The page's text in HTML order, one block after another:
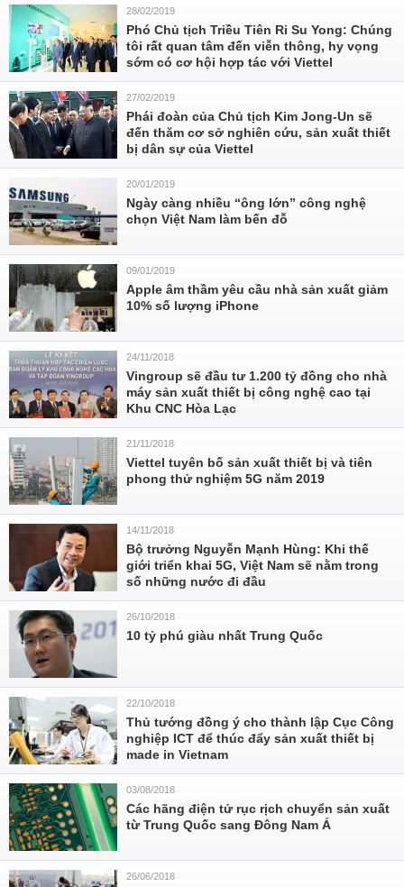
28/02/2019
Phó Chủ tịch Triều Tiên Ri Su Yong: Chúng
tôi rất quan tâm đến viễn thông, hy vọng
sớm có cơ hội hợp tác với Viettel
27/02/2019
Phái đoàn của Chủ tịch Kim Jong-Un sẽ
đến thăm cơ sở nghiên cứu, sản xuất thiết
bị dân sự của Viettel
20/01/2019
Ngày càng nhiều “ông lớn” công nghệ
chọn Việt Nam làm bến đỗ
09/01/2019
Apple âm thầm yêu cầu nhà sản xuất giảm
10% số lượng iPhone
24/11/2018
Vingroup sẽ đầu tư 1.200 tỷ đồng cho nhà
máy sản xuất thiết bị công nghệ cao tại
Khu CNC Hòa Lạc
21/11/2018
Viettel tuyên bố sản xuất thiết bị và tiên
phong thử nghiệm 5G năm 2019
14/11/2018
Bộ trưởng Nguyễn Mạnh Hùng: Khi thế
giới triển khai 5G, Việt Nam sẽ nằm trong
số những nước đi đầu
26/10/2018
10 tỷ phú giàu nhất Trung Quốc
22/10/2018
Thủ tướng đồng ý cho thành lập Cục Công
nghiệp ICT để thúc đẩy sản xuất thiết bị
made in Vietnam
03/08/2018
Các hãng điện tử rục rịch chuyển sản xuất
từ Trung Quốc sang Đông Nam Á
26/06/2018